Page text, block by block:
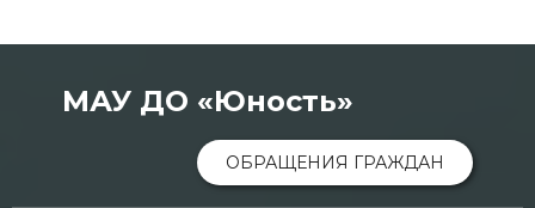
МАУ ДО «Юность»
ОБРАЩЕНИЯ ГРАЖДАН